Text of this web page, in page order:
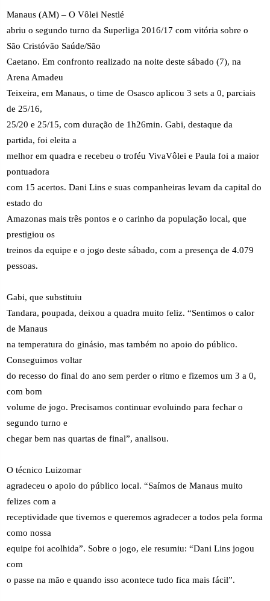
Manaus (AM) – O Vôlei Nestlé
abriu o segundo turno da Superliga 2016/17 com vitória sobre o
São Cristóvão Saúde/São
Caetano. Em confronto realizado na noite deste sábado (7), na
Arena Amadeu
Teixeira, em Manaus, o time de Osasco aplicou 3 sets a 0, parciais
de 25/16,
25/20 e 25/15, com duração de 1h26min. Gabi, destaque da
partida, foi eleita a
melhor em quadra e recebeu o troféu VivaVôlei e Paula foi a maior
pontuadora
com 15 acertos. Dani Lins e suas companheiras levam da capital do
estado do
Amazonas mais três pontos e o carinho da população local, que
prestigiou os
treinos da equipe e o jogo deste sábado, com a presença de 4.079
pessoas.
Gabi, que substituiu
Tandara, poupada, deixou a quadra muito feliz. “Sentimos o calor
de Manaus
na temperatura do ginásio, mas também no apoio do público.
Conseguimos voltar
do recesso do final do ano sem perder o ritmo e fizemos um 3 a 0,
com bom
volume de jogo. Precisamos continuar evoluindo para fechar o
segundo turno e
chegar bem nas quartas de final”, analisou.
O técnico Luizomar
agradeceu o apoio do público local. “Saímos de Manaus muito
felizes com a
receptividade que tivemos e queremos agradecer a todos pela forma
como nossa
equipe foi acolhida”. Sobre o jogo, ele resumiu: “Dani Lins jogou
com
o passe na mão e quando isso acontece tudo fica mais fácil”.